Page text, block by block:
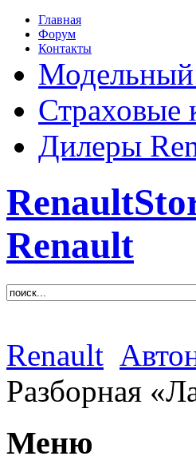
Главная
Форум
Контакты
Модельный
Страховые
Дилеры
Renault
Renault
Разборная
Меню